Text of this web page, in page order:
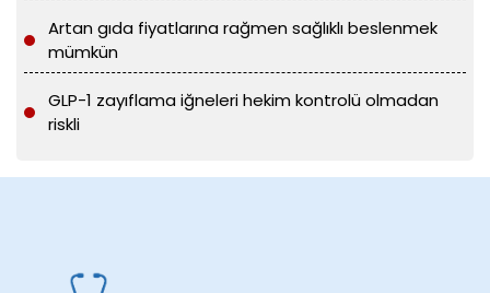
Artan gıda fiyatlarına rağmen sağlıklı beslenmek
mümkün
GLP-1 zayıflama iğneleri hekim kontrolü olmadan
riskli